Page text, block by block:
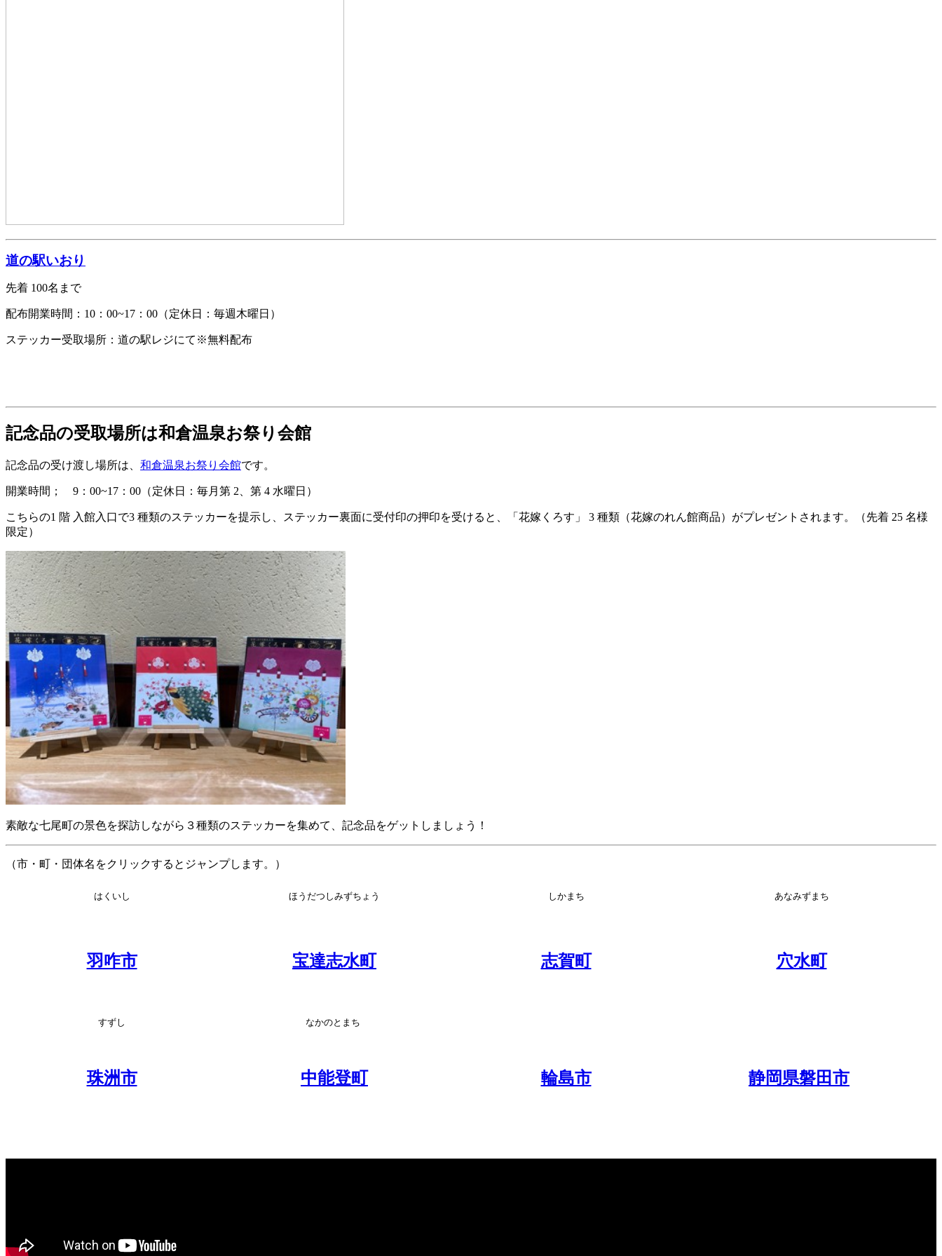
道の駅いおり
先着 100名まで
配布開業時間：10：00~17：00（定休日：毎週木曜日）
ステッカー受取場所：道の駅レジにて※無料配布
記念品の受取場所は和倉温泉お祭り会館
記念品の受け渡し場所は、 和倉温泉お祭り会館です。
開業時間； 9：00~17：00（定休日：毎月第 2、第 4 水曜日）
こちらの1 階 入館入口で3 種類のステッカーを提示し、ステッカー裏面に受付印の押印を受けると、「花嫁くろす」 3 種類（花嫁のれん館商品）がプレゼントされます。（先着 25 名様
限定）
素敵な七尾町の景色を探訪しながら３種類のステッカーを集めて、記念品をゲットしましょう！
（市・町・団体名をクリックするとジャンプします。）
はくいし ほうだつしみずちょう しかまち あなみずまち
羽咋市 宝達志水町 志賀町 穴水町
すずし なかのとまち
珠洲市 中能登町 輪島市 静岡県磐田市